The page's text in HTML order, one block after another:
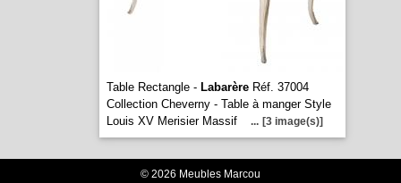
Table Rectangle - LabarèreRéf. 37004
Collection Cheverny - Table à manger Style
Louis XV Merisier Massif
... [3 image(s)]
© 2026 Meubles Marcou